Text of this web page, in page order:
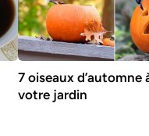
7 oiseaux d’automne
votre jardin